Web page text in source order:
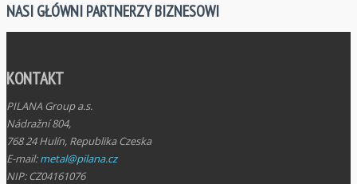
NASI GŁÓWNI PARTNERZY BIZNESOWI
KONTAKT
PILANA Group a.s.
Nádražní 804,
768 24 Hulín, Republika Czeska
E-mail:metal@pilana.cz
NIP: CZ04161076